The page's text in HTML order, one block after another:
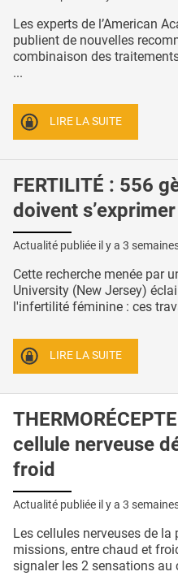
Les experts de l’American
publient de nouvelles
combinaison des
...
LIRE LA SUITE
FERTILITÉ : 556
doivent s’exprimer
Actualité publiée il y a 3
Cette recherche menée par
University (New Jersey)
l'infertilité féminine : ces
LIRE LA SUITE
cellule nerveuse
froid
Actualité publiée il y a 3
Les cellules nerveuses de
missions, entre chaud et
signaler les 2 sensations au